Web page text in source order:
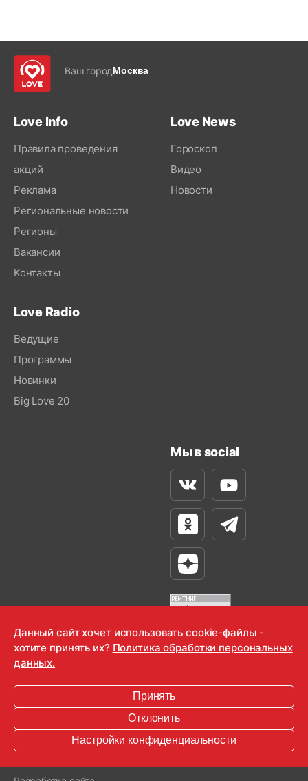
Ваш городМосква
Love Info
Правила проведения
акций
Реклама
Региональные новости
Регионы
Вакансии
Контакты
Love News
Гороскоп
Видео
Новости
Love Radio
Ведущие
Программы
Новинки
Big Love 20
Мы в social
ВконтактеYoutube
Одноклассники
Телеграм
Яндекс Дзен
OOO "Радио-Любовь" 2000-2026
Информация для правообладателей
Данный сайт хочет использовать cookie-файлы -
хотите принять их? Политика обработки персональных
данных.
Принять
Отклонить
Настройки конфиденциальности